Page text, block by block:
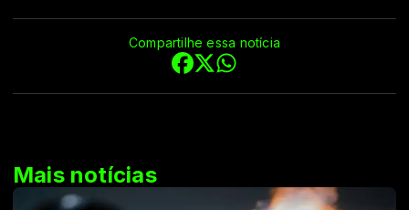
Compartilhe essa notícia
Mais notícias